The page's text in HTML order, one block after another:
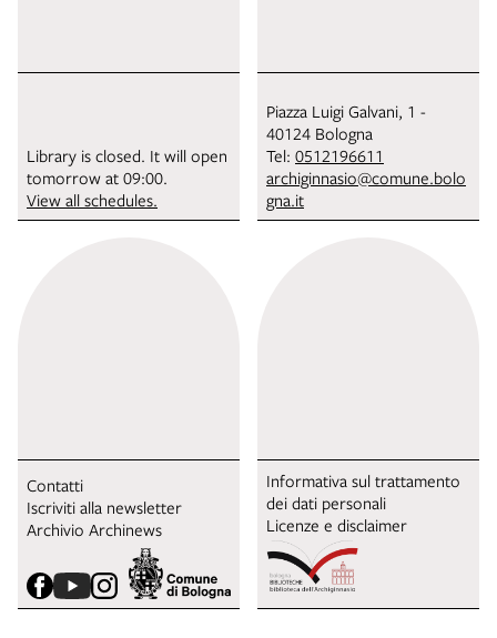
Library is closed. It will open
tomorrow at 09:00.
View all schedules.
Piazza Luigi Galvani, 1 -
40124 Bologna
Tel: 0512196611
archiginnasio@comune.bolo
gna.it
Contatti
Iscriviti alla newsletter
Archivio Archinews
Informativa sul trattamento
dei dati personali
Licenze e disclaimer